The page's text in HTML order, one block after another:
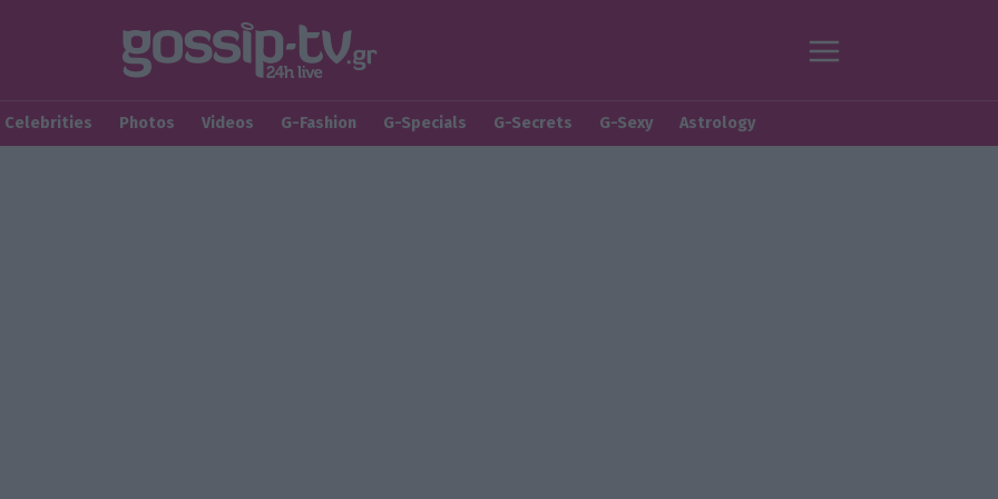
Celebrities Photos Videos G-Fashion G-Specials G-Secrets G-Sexy Astrology